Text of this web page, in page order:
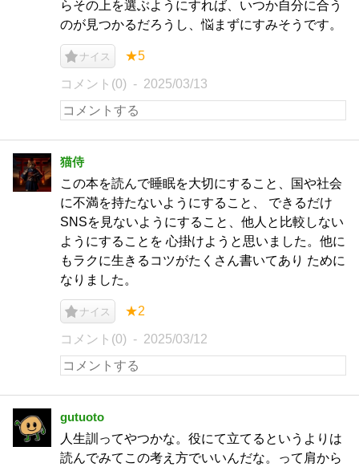
らその上を選ぶようにすれば、いつか自分に合う
のが見つかるだろうし、悩まずにすみそうです。
ナイス ★5
コメント(0) 2025/03/13
猫侍
この本を読んで睡眠を大切にすること、国や社会
に不満を持たないようにすること、 できるだけ
SNSを見ないようにすること、他人と比較しない
ようにすることを 心掛けようと思いました。他に
もラクに生きるコツがたくさん書いてあり ために
なりました。
ナイス ★2
コメント(0) 2025/03/12
gutuoto
人生訓ってやつかな。役にて立てるというよりは
読んでみてこの考え方でいいんだな。って肩から